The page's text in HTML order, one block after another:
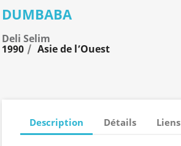
DUMBABA
Deli Selim
1990 Asie de l’Ouest
Description Détails Liens